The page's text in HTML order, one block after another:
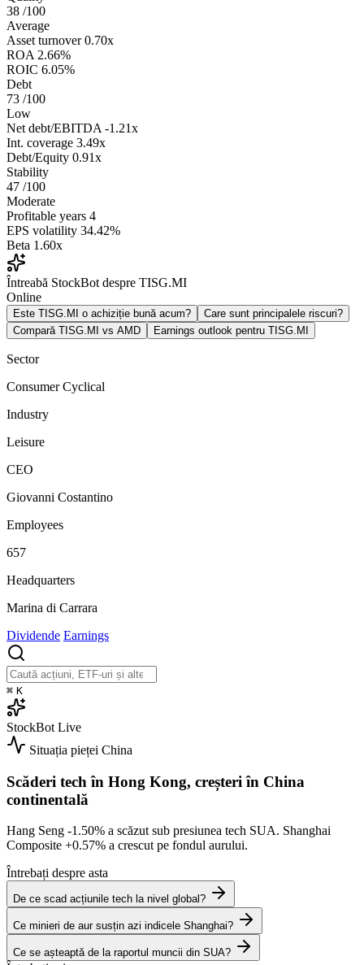
38 /100
Average
Asset turnover 0.70x
ROA 2.66%
ROIC 6.05%
Debt
73 /100
Low
Net debt/EBITDA -1.21x
Int. coverage 3.49x
Debt/Equity 0.91x
Stability
47 /100
Moderate
Profitable years 4
EPS volatility 34.42%
Beta 1.60x
Întreabă StockBot despre TISG.MI
Online
Este TISG.MI o achiziție bună acum?
Care sunt principalele riscuri?
Compară TISG.MI vs AMD
Earnings outlook pentru TISG.MI
Sector
Consumer Cyclical
Industry
Leisure
CEO
Giovanni Costantino
Employees
657
Headquarters
Marina di Carrara
Dividende Earnings
⌘ K
StockBot Live
Situația pieței China
Scăderi tech în Hong Kong, creșteri în China
continentală
Hang Seng -1.50% a scăzut sub presiunea tech SUA. Shanghai
Composite +0.57% a crescut pe fondul aurului.
Întrebați despre asta
De ce scad acțiunile tech la nivel global?
Ce minieri de aur susțin azi indicele Shanghai?
Ce se așteaptă de la raportul muncii din SUA?